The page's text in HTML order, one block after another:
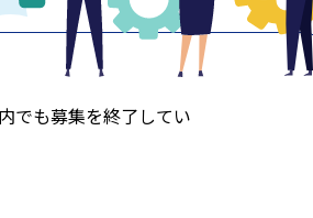
でも募集を終了してい